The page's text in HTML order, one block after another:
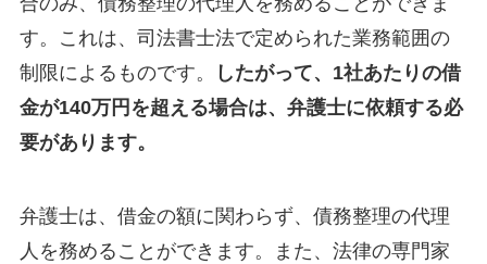
す。これは、司法書士法で定められた業務範囲の
制限によるものです。
したがって、1社あたりの借
金が140万円を超える場合は、弁護士に依頼する必
要があります。
弁護士は、借金の額に関わらず、債務整理の代理
人を務めることができます。また、法律の専門家